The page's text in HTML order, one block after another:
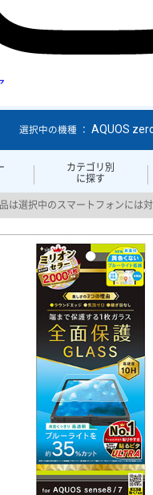
カテゴリ別
に探す
選択中の機種 ： AQUOS
は選択中のスマートフォンには対